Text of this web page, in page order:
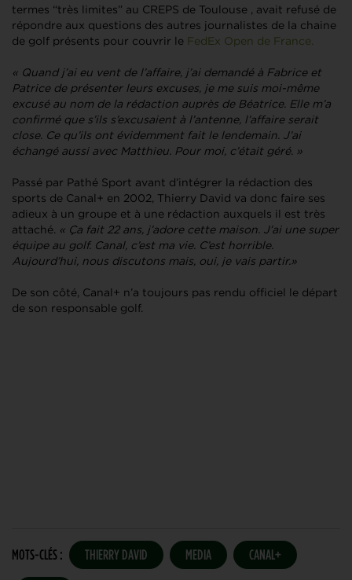
termes “très limites” au CREPS de Toulouse , avait refusé de
répondre aux questions des autres journalistes de la chaine
de golf présents pour couvrir le FedEx Open de France.
« Quand j’ai eu vent de l’affaire, j’ai demandé à Fabrice et
Patrice de présenter leurs excuses, je me suis moi-même
excusé au nom de la rédaction auprès de Béatrice. Elle m’a
confirmé que s’ils s’excusaient à l’antenne, l’affaire serait
close. Ce qu’ils ont évidemment fait le lendemain. J’ai
échangé aussi avec Matthieu. Pour moi, c’était géré. »
Passé par Pathé Sport avant d’intégrer la rédaction des
sports de Canal+ en 2002, Thierry David va donc faire ses
adieux à un groupe et à une rédaction auxquels il est très
attaché.
« Ça fait 22 ans, j’adore cette maison. J’ai une super
équipe au golf. Canal, c’est ma vie. C’est horrible.
Aujourd’hui, nous discutons mais, oui, je vais partir.»
De son côté, Canal+ n’a toujours pas rendu officiel le départ
de son responsable golf.
MOTS-CLÉS : THIERRY DAVID MEDIA CANAL+